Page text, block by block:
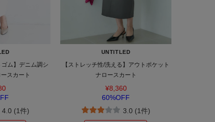
ゴム】デニム調シ
スカート
4.0 (1件)
UNTITLED
【ストレッチ性/洗える】アウトポケット
ナロースカート
¥8,360
60%OFF
3.0 (1件)